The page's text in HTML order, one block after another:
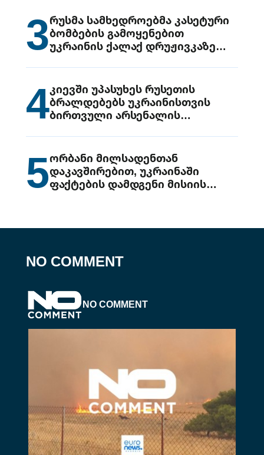
3რუსმა სამხედროებმა კასეტური
ბომბების გამოყენებით
უკრაინის ქალაქ დრუჟივკაზე
4კიევში უპასუხეს რუსეთის
ბრალდებებს უკრაინისთვის
ბირთვული არსენალის
5ორბანი მილსადენთან
დაკავშირებით, უკრაინაში
ფაქტების დამდგენი მისიის
NO COMMENT
NO COMMENT